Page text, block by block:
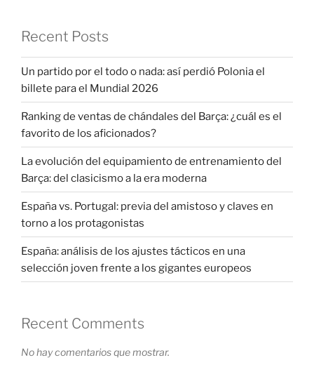
Recent Posts
Un partido por el todo o nada: así perdió Polonia el
billete para el Mundial 2026
Ranking de ventas de chándales del Barça: ¿cuál es el
favorito de los aficionados?
La evolución del equipamiento de entrenamiento del
Barça: del clasicismo a la era moderna
España vs. Portugal: previa del amistoso y claves en
torno a los protagonistas
España: análisis de los ajustes tácticos en una
selección joven frente a los gigantes europeos
Recent Comments
No hay comentarios que mostrar.